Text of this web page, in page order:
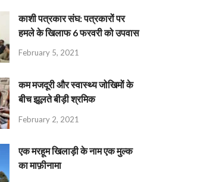
काशी पत्रकार संघ: पत्रकारों पर
हमले के खिलाफ 6 फरवरी को उपवास
February 5, 2021
कम मजदूरी और स्वास्थ्य जोखिमों के
बीच झूलते बीड़ी श्रमिक
February 2, 2021
एक मरहूम खिलाड़ी के नाम एक मुल्क
का माफ़ीनामा